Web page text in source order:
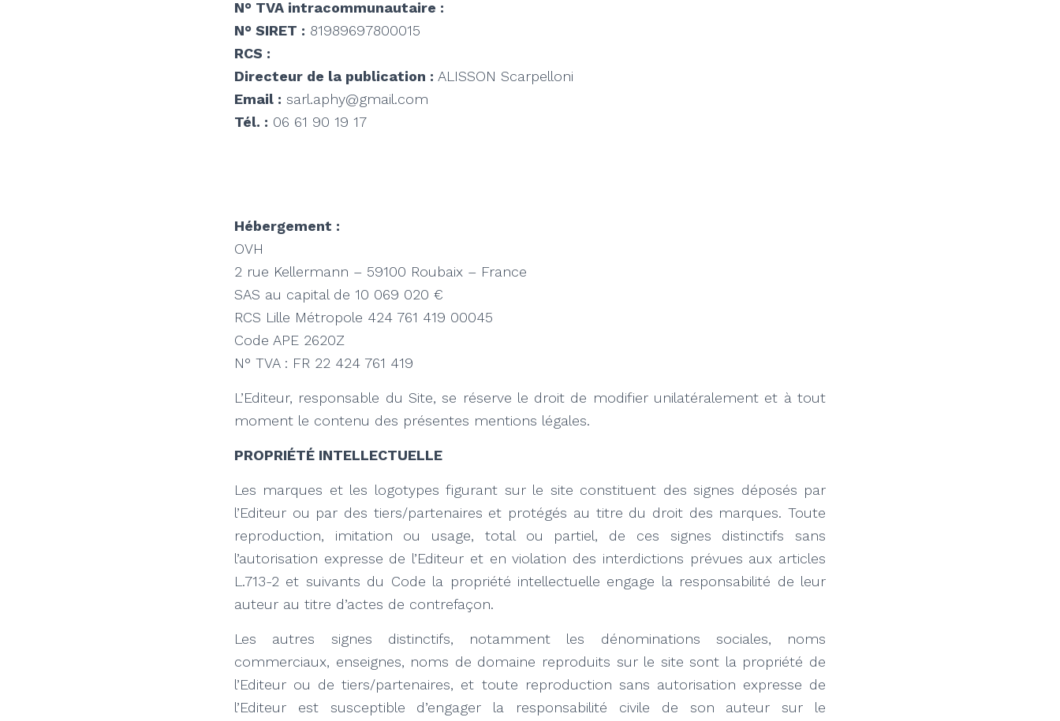
N° TVA intracommunautaire :
N° SIRET : 81989697800015
RCS :
Directeur de la publication : ALISSON Scarpelloni
Email : sarl.aphy@gmail.com
Tél. : 06 61 90 19 17
Hébergement :
OVH
2 rue Kellermann – 59100 Roubaix – France
SAS au capital de 10 069 020 €
RCS Lille Métropole 424 761 419 00045
Code APE 2620Z
N° TVA : FR 22 424 761 419
L’Editeur, responsable du Site, se réserve le droit de modifier unilatéralement et à tout
moment le contenu des présentes mentions légales.
PROPRIÉTÉ INTELLECTUELLE
Les marques et les logotypes figurant sur le site constituent des signes déposés par
l’Editeur ou par des tiers/partenaires et protégés au titre du droit des marques. Toute
reproduction, imitation ou usage, total ou partiel, de ces signes distinctifs sans
l’autorisation expresse de l’Editeur et en violation des interdictions prévues aux articles
L.713-2 et suivants du Code la propriété intellectuelle engage la responsabilité de leur
auteur au titre d’actes de contrefaçon.
Les autres signes distinctifs, notamment les dénominations sociales, noms
commerciaux, enseignes, noms de domaine reproduits sur le site sont la propriété de
l’Editeur ou de tiers/partenaires, et toute reproduction sans autorisation expresse de
l’Editeur est susceptible d’engager la responsabilité civile de son auteur sur le